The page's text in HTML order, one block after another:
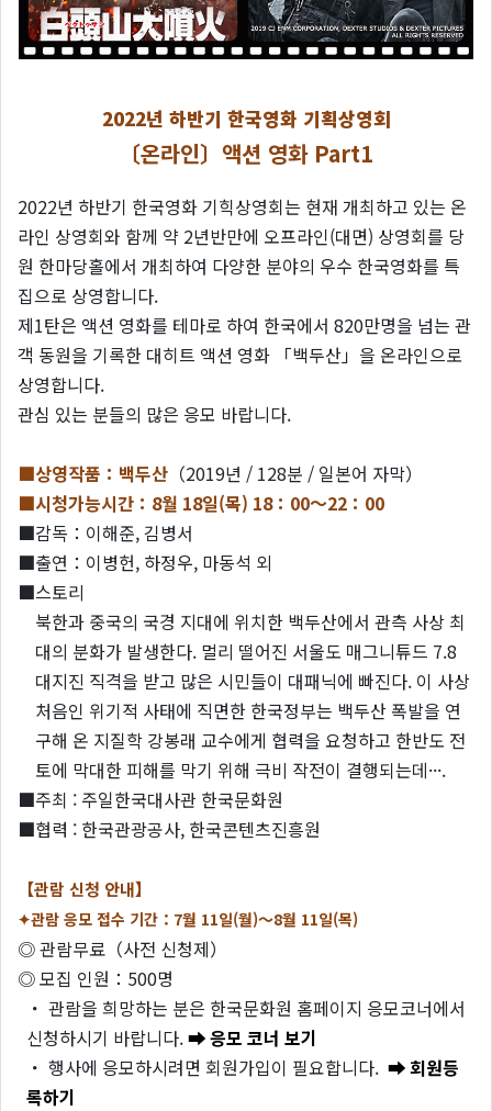
2022년 하반기 한국영화 기획상영회
〔온라인〕액션 영화 Part1
2022년 하반기 한국영화 기힉상영회는 현재 개최하고 있는 온
라인 상영회와 함께 약 2년반만에 오프라인(대면) 상영회를 당
원 한마당홀에서 개최하여 다양한 분야의 우수 한국영화를 특
집으로 상영합니다.
제1탄은 액션 영화를 테마로 하여 한국에서 820만명을 넘는 관
객 동원을 기록한 대히트 액션 영화 「백두산」을 온라인으로
상영합니다.
관심 있는 분들의 많은 응모 바랍니다.
■상영작품：백두산 （2019년 / 128분 / 일본어 자막）
■시청가능시간：8월 18일(목) 18：00～22：00
■감독：이해준, 김병서
■출연：이병헌, 하정우, 마동석 외
■스토리
북한과 중국의 국경 지대에 위치한 백두산에서 관측 사상 최
대의 분화가 발생한다. 멀리 떨어진 서울도 매그니튜드 7.8
대지진 직격을 받고 많은 시민들이 대패닉에 빠진다. 이 사상
처음인 위기적 사태에 직면한 한국정부는 백두산 폭발을 연
구해 온 지질학 강봉래 교수에게 협력을 요청하고 한반도 전
토에 막대한 피해를 막기 위해 극비 작전이 결행되는데···.
■주최 : 주일한국대사관 한국문화원
■협력 : 한국관광공사, 한국콘텐츠진흥원
【관람 신청 안내】
✦관람 응모 접수 기간：7월 11일(월)～8월 11일(목)
◎ 관람무료（사전 신청제）
◎ 모집 인원：500명
・ 관람을 희망하는 분은 한국문화원 홈페이지 응모코너에서
신청하시기 바랍니다.➡ 응모 코너 보기
・ 행사에 응모하시려면 회원가입이 필요합니다. ➡ 회원등
록하기